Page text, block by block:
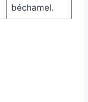
béchamel.